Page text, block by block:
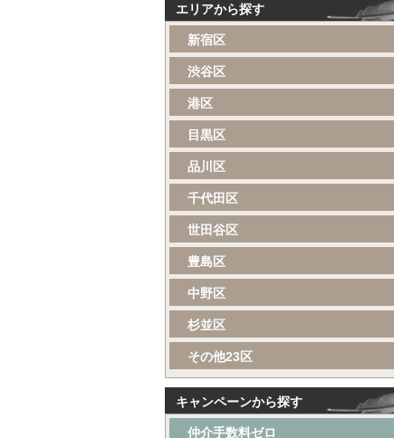
エリアから探す
新宿区
渋谷区
港区
目黒区
品川区
千代田区
世田谷区
豊島区
中野区
杉並区
その他23区
キャンペーンから探す
仲介手数料ゼロ